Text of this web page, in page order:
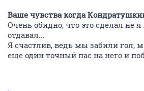
Ваше чувства когда
Очень обидно, что это сделал не
отдавал...
Я счастлив, ведь мы забили гол,
еще один точный пас на него и